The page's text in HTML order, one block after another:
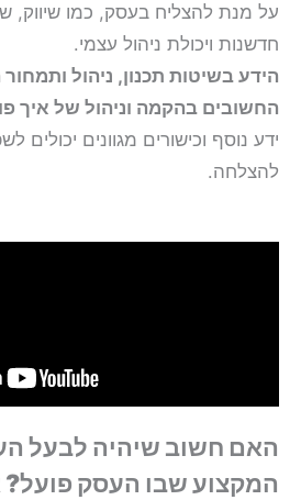
על מנת להצליח בעסק, כמו שיווק,
חדשנות ויכולת ניהול עצמי.
הידע בשיטות תכנון, ניהול
החשובים בהקמה וניהול של איך
ידע נוסף וכישורים מגוונים יכולים
להצלחה.
האם חשוב שיהיה לבעל
המקצוע שבו העסק